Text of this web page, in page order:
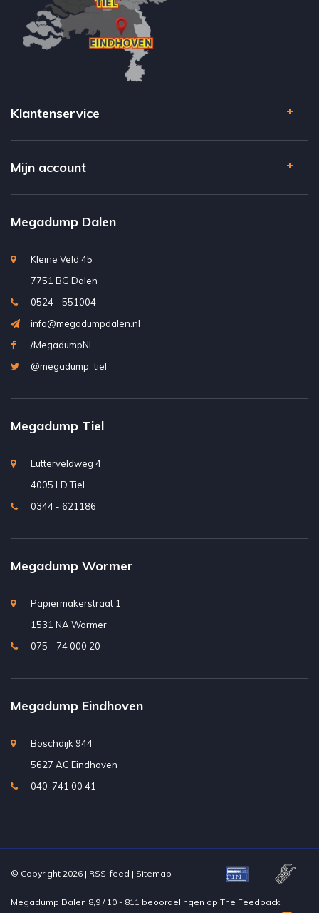
Klantenservice
Mijn account
Megadump Dalen
Kleine Veld 45
7751 BG Dalen
0524 - 551004
info@megadumpdalen.nl
/MegadumpNL
@megadump_tiel
Megadump Tiel
Lutterveldweg 4
4005 LD Tiel
0344 - 621186
Megadump Wormer
Papiermakerstraat 1
1531 NA Wormer
075 - 74 000 20
Megadump Eindhoven
Boschdijk 944
5627 AC Eindhoven
040-741 00 41
© Copyright 2026 | RSS-feed | Sitemap
Megadump Dalen 8,9 / 10 - 811 beoordelingen op The Feedback